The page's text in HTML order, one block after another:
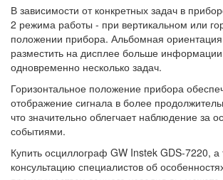
В зависимости от конкретных задач в
2 режима работы - при вертикальном или
положении прибора. Альбомная ориентация
разместить на дисплее больше
одновременно несколько задач.
Горизонтальное положение прибора
отображение сигнала в более
что значительно облегчает наблюдение за
событиями.
Купить осциллограф GW Instek GDS-7220, а
консультацию специалистов об